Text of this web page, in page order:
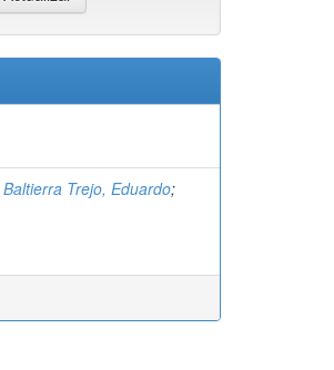
Baltierra Trejo, Eduardo;